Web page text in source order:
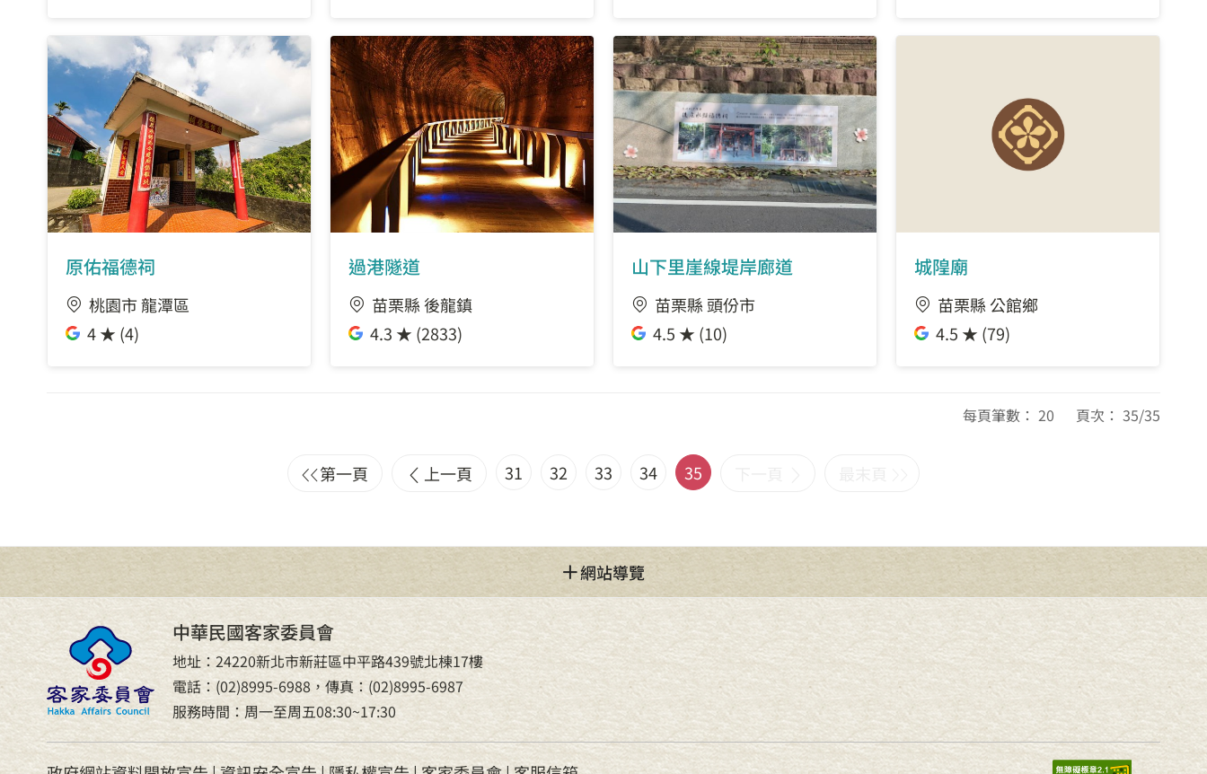
原佑福德祠
桃園市 龍潭區
4 ★ (4)
過港隧道
苗栗縣 後龍鎮
4.3 ★ (2833)
山下里崖線堤岸廊道
苗栗縣 頭份市
4.5 ★ (10)
城隍廟
苗栗縣 公館鄉
4.5 ★ (79)
每頁筆數： 20 頁次： 35/35
第一頁 上一頁 31 32 33 34 35
網站導覽
中華民國客家委員會
地址：24220新北市新莊區中平路439號北棟17樓
電話：(02)8995-6988，傳真：(02)8995-6987
服務時間：周一至周五08:30~17:30